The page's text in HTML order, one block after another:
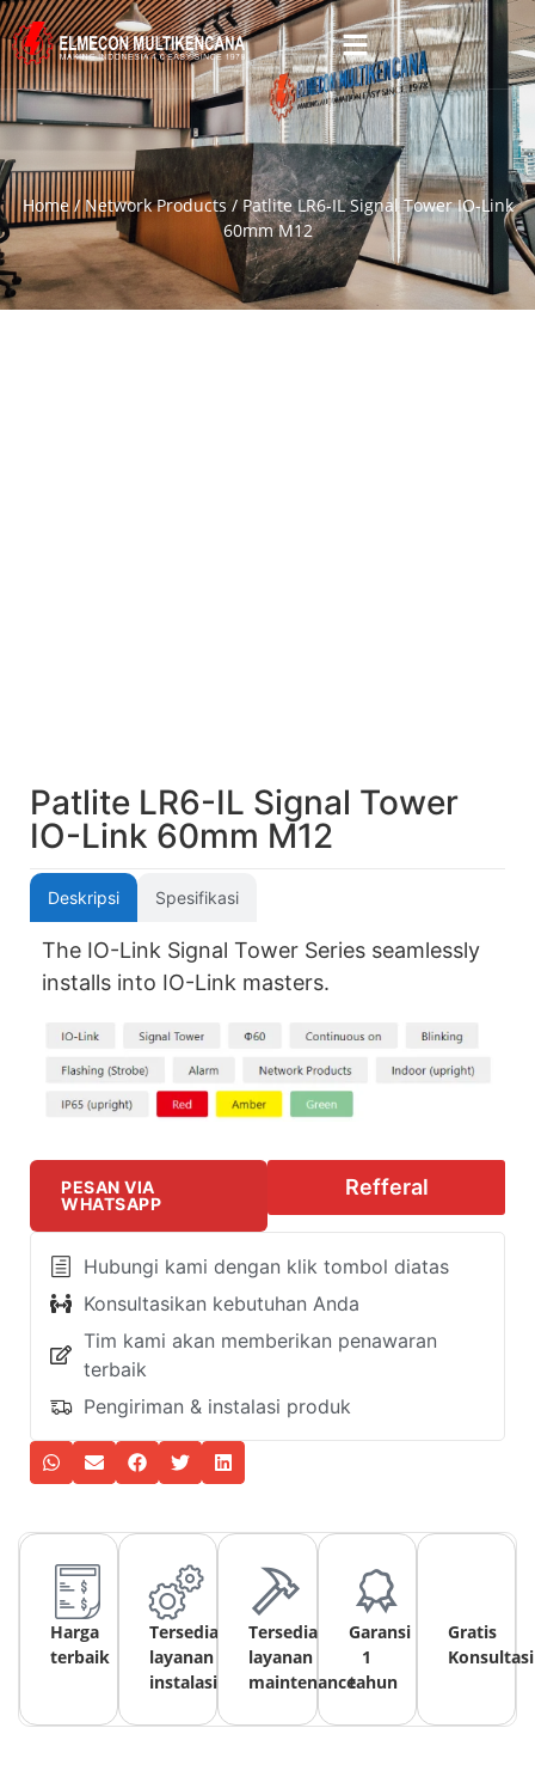
Home/Network Products/ Patlite LR6-IL Signal Tower IO-Link
60mm M12
Patlite LR6-IL Signal Tower
IO-Link 60mm M12
Deskripsi Spesifikasi
The IO-Link Signal Tower Series seamlessly
installs into IO-Link masters.
PESAN VIA
WHATSAPP
Refferal
Hubungi kami dengan klik tombol diatas
Konsultasikan kebutuhan Anda
Tim kami akan memberikan penawaran
terbaik
Pengiriman & instalasi produk
Harga
terbaik
Tersedia
layanan
instalasi
Tersedia
layanan
maintenance
Garansi
1
tahun
Gratis
Konsultasi